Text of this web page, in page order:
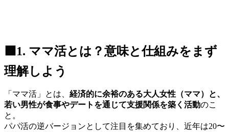
🟩1. ママ活とは？意味と仕組みをまず
理解しよう
「ママ活」とは、 経済的に余裕のある大人女性（ママ）と、
若い男性が食事やデートを通じて支援関係を築く活動のこ
と。
パパ活の逆バージョンとして注目を集めており、近年は20〜